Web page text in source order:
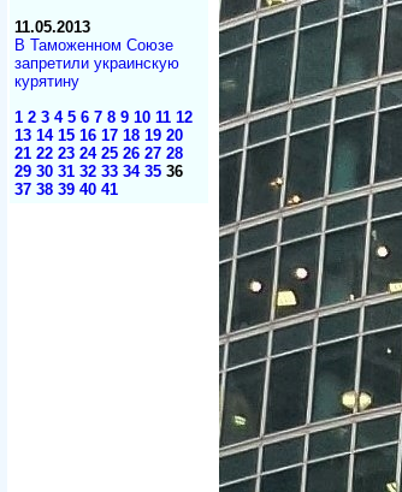
11.05.2013
В Таможенном Союзе
запретили украинскую
курятину
1 2 3 4 5 6 7 8 9 10 11 12
13 14 15 16 17 18 19 20
21 22 23 24 25 26 27 28
29 30 31 32 33 34 35 36
37 38 39 40 41